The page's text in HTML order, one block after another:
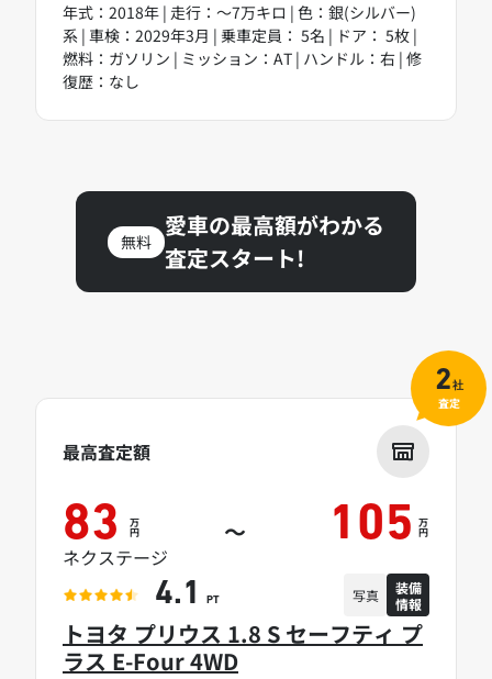
年式：2018年 | 走行：～7万キロ | 色：銀(シルバー)
系 | 車検：2029年3月 | 乗車定員： 5名 | ドア： 5枚 |
燃料：ガソリン | ミッション：AT | ハンドル：右 | 修
復歴：なし
無料
愛車の最高額がわかる
査定スタート!
トヨタ プリウス 1.8 S セーフティ プ
ラス E-Four 4WD
最高査定額
83 万
円 ～ 105 万
円
ネクステージ
4.1 PT 写真
装備
情報
2社
査定